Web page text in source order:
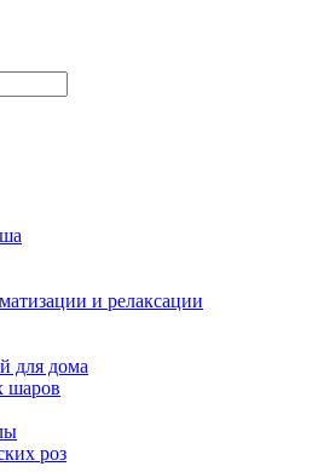
и релаксации
для дома
шаров
роз